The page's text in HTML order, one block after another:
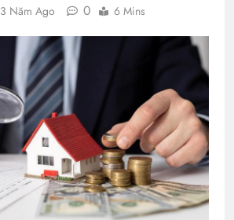
3 Năm Ago 0 6 Mins